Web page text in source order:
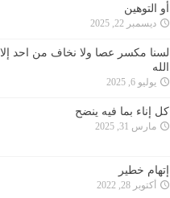
أو التوهين
ديسمبر 22, 2025
لسنا مكسر عصا ولا نخاف من احد إلا
الله
يوليو 6, 2025
كل إناء بما فيه ينضح
مارس 31, 2025
إتهام خطير
أكتوبر 28, 2022